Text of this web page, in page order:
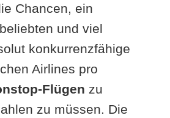
Chancen, ein
und viel
konkurrenzfähige
Airlines pro
Flügen zu
zu müssen. Die